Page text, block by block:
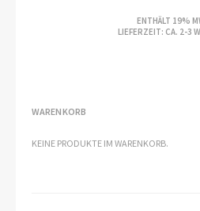
ENTHÄLT 19%
LIEFERZEIT: CA. 2-3
WARENKORB
KEINE PRODUKTE IM WARENKORB.